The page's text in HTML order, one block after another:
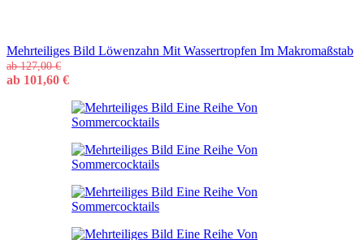
Mehrteiliges Bild Löwenzahn Mit Wassertropfen Im Makromaßstab
ab127,00€
ab 101,60 €